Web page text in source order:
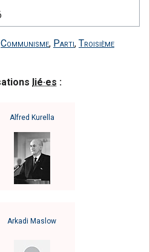
Communisme, Parti, Troisième
lié·es :
Alfred Kurella
Arkadi Maslow